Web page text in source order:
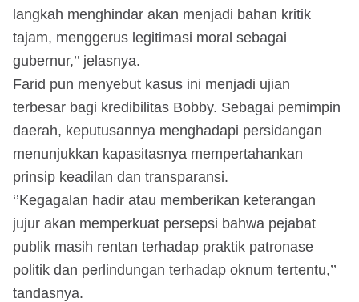
langkah menghindar akan menjadi bahan kritik
tajam, menggerus legitimasi moral sebagai
gubernur,’’ jelasnya.
Farid pun menyebut kasus ini menjadi ujian
terbesar bagi kredibilitas Bobby. Sebagai pemimpin
daerah, keputusannya menghadapi persidangan
menunjukkan kapasitasnya mempertahankan
prinsip keadilan dan transparansi.
‘’Kegagalan hadir atau memberikan keterangan
jujur akan memperkuat persepsi bahwa pejabat
publik masih rentan terhadap praktik patronase
politik dan perlindungan terhadap oknum tertentu,’’
tandasnya.